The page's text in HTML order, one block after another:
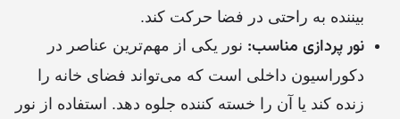
بیننده به راحتی در فضا حرکت کند.
نور پردازی مناسب: نور یکی از مهم‌ترین عناصر در
دکوراسیون داخلی است که می‌تواند فضای خانه را
زنده کند یا آن را خسته کننده جلوه دهد. استفاده از نور